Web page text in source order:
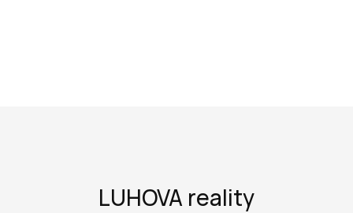
LUHOVA reality